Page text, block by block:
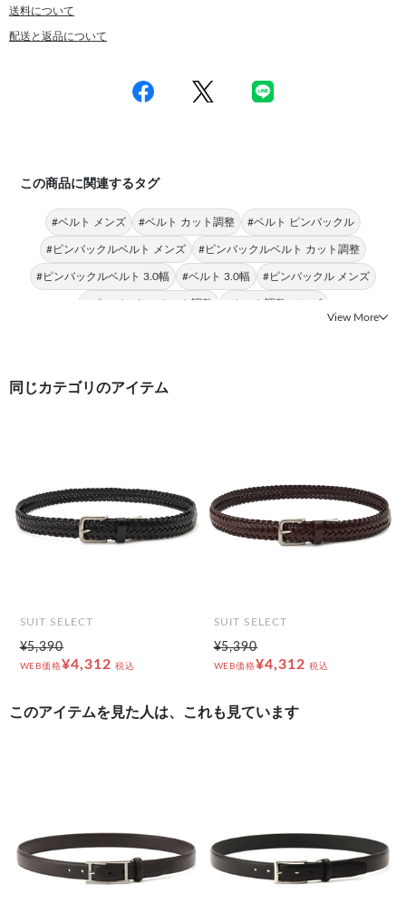
送料について
配送と返品について
この商品に関連するタグ
#ベルト メンズ #ベルト カット調整 #ベルト ピンバックル
#ピンバックルベルト メンズ #ピンバックルベルト カット調整
#ピンバックルベルト 3.0幅 #ベルト 3.0幅 #ピンバックル メンズ
#ピンバックル カット調整
#カット調整 メンズ
View More
同じカテゴリのアイテム
SUIT SELECT
¥5,390
WEB価格¥4,312 税込
SUIT SELECT
¥5,390
WEB価格¥4,312 税込
前の画像 次の
このアイテムを見た人は、これも見ています